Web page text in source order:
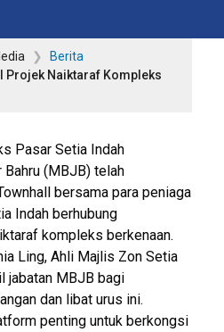
Berita
Projek Naiktaraf Kompleks
Pasar Setia Indah
(MBJB) telah
bersama para peniaga
Indah berhubung
kompleks berkenaan.
Ling, Ahli Majlis Zon Setia
jabatan MBJB bagi
dan libat urus ini.
penting untuk berkongsi